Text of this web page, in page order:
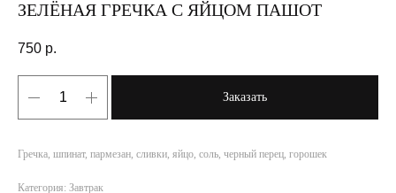
ЗЕЛЁНАЯ ГРЕЧКА С ЯЙЦОМ ПАШОТ
750 р.
Заказать
Гречка, шпинат, пармезан, сливки, яйцо, соль, черный перец, горошек
Категория: Завтрак